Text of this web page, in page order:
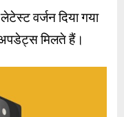
वर्जन दिया गया
मिलते हैं।